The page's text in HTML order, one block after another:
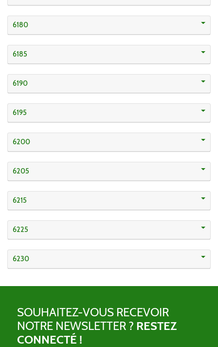
6180
6185
6190
6195
6200
6205
6215
6225
6230
SOUHAITEZ-VOUS RECEVOIR
NOTRE NEWSLETTER ? RESTEZ
CONNECTÉ !